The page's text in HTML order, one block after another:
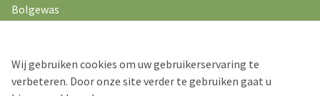
Bolgewas
Kruiden
Vaste planten
Siergrassen
Wij gebruiken cookies om uw gebruikerservaring te
verbeteren. Door onze site verder te gebruiken gaat u